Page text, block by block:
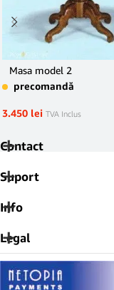
Masa model 2
precomandă
3.450 lei TVA Inclus
Contact
Suport
Info
Legal